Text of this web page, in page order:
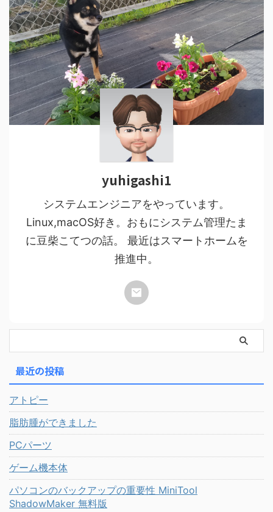
yuhigashi1
システムエンジニアをやっています。
Linux,macOS好き。おもにシステム管理たま
に豆柴こてつの話。 最近はスマートホームを
推進中。
最近の投稿
アトピー
脂肪腫ができました
PCパーツ
ゲーム機本体
パソコンのバックアップの重要性 MiniTool
ShadowMaker 無料版